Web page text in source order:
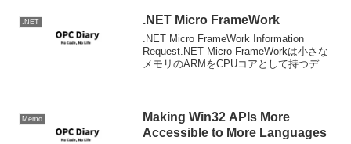
.NET .NET Micro FrameWork
.NET Micro FrameWork Information
Request.NET Micro FrameWorkは小さな
メモリのARMをCPUコアとして持つデバ
Memo
Making Win32 APIs More
Accessible to More Languages